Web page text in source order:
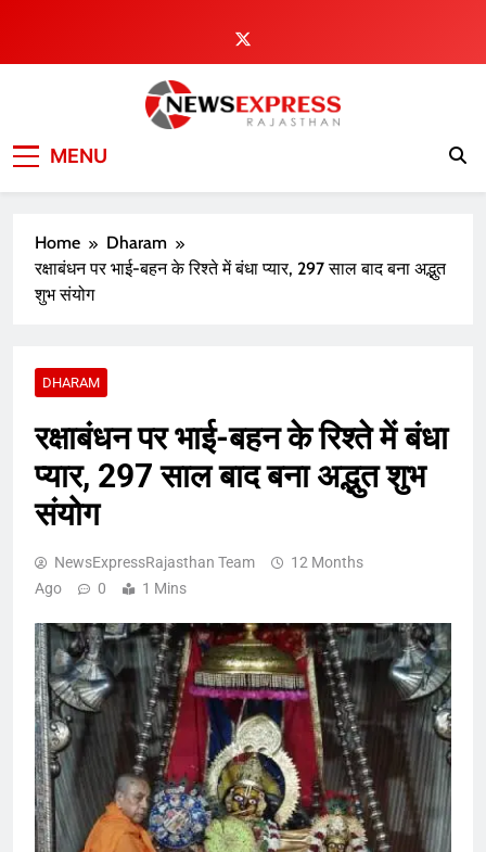
content
MENU
Home
Dharam
रक्षाबंधन पर भाई-बहन के रिश्ते में बंधा प्यार, 297 साल बाद बना अद्भुत
शुभ संयोग
DHARAM
रक्षाबंधन पर भाई-बहन के रिश्ते में बंधा
प्यार, 297 साल बाद बना अद्भुत शुभ
संयोग
NewsExpressRajasthan Team
12 Months
Ago
0 1 Mins